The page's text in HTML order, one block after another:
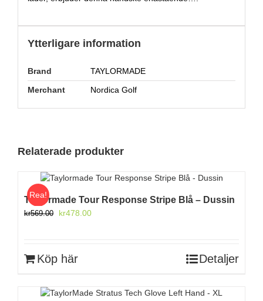
Ytterligare information
Brand
TAYLORMADE
Merchant
Nordica Golf
Relaterade produkter
Rea!
Taylormade Tour Response Stripe Blå – Dussin
kr569.00
Det
kr569.00.
kr478.00Det
Köp här Detaljer